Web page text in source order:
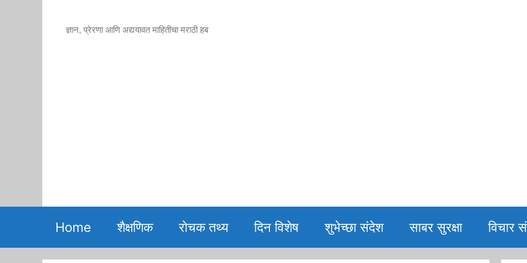
ज्ञान, प्रेरणा आणि अद्ययावत माहितीचा मराठी हब
Home शैक्षणिक रोचक तथ्य दिन विशेष शुभेच्छा संदेश साबर सुरक्षा विचार